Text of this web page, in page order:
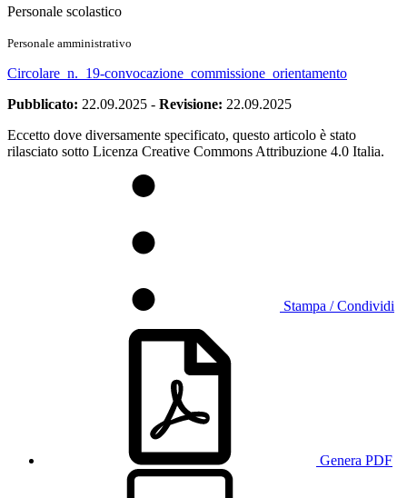
Personale scolastico
Personale amministrativo
Circolare_n._19-convocazione_commissione_orientamento
Pubblicato: 22.09.2025 - Revisione: 22.09.2025
Eccetto dove diversamente specificato, questo articolo è stato
rilasciato sotto Licenza Creative Commons Attribuzione 4.0 Italia.
Stampa / Condividi
Genera PDF